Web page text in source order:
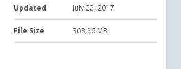
Updated July 22, 2017
File Size 308.26 MB